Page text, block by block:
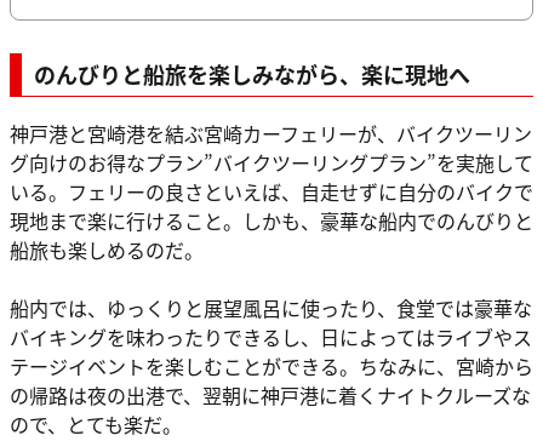
のんびりと船旅を楽しみながら、楽に現地へ
神戸港と宮崎港を結ぶ宮崎カーフェリーが、バイクツーリン
グ向けのお得なプラン”バイクツーリングプラン”を実施して
いる。フェリーの良さといえば、自走せずに自分のバイクで
現地まで楽に行けること。しかも、豪華な船内でのんびりと
船旅も楽しめるのだ。
船内では、ゆっくりと展望風呂に使ったり、食堂では豪華な
バイキングを味わったりできるし、日によってはライブやス
テージイベントを楽しむことができる。ちなみに、宮崎から
の帰路は夜の出港で、翌朝に神戸港に着くナイトクルーズな
ので、とても楽だ。